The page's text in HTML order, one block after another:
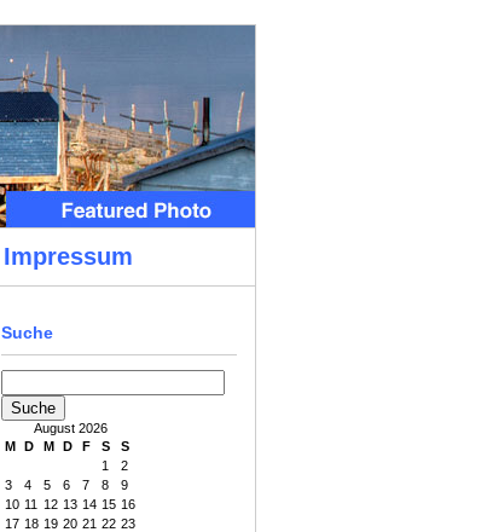
Impressum
Suche
August 2026
M D M D F S
S
1
2
3
4 5 6 7 8
9
10 11 12 13 14 15 16
17 18 19 20 21 22 23